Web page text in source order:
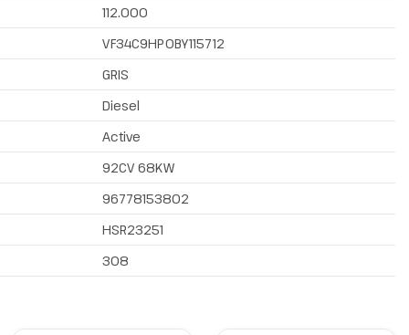
112.000
VF34C9HP0BY115712
GRIS
Diesel
Active
92CV 68KW
96778153802
HSR23251
308